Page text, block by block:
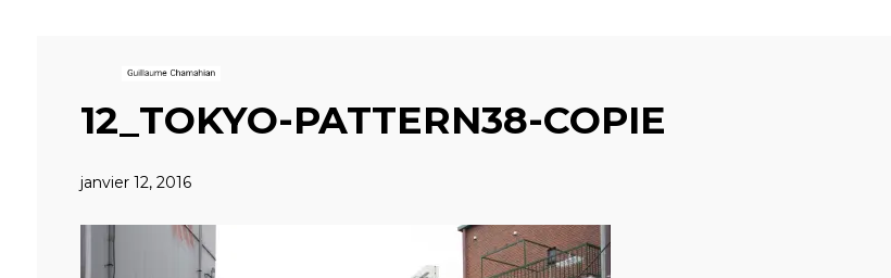
12_TOKYO-PATTERN38-COPIE
janvier 12, 2016